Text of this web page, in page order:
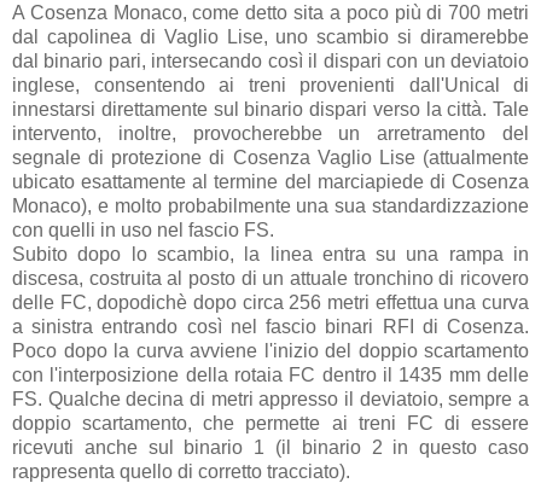
A Cosenza Monaco, come detto sita a poco più di 700 metri
dal capolinea di Vaglio Lise, uno scambio si diramerebbe
dal binario pari, intersecando così il dispari con un deviatoio
inglese, consentendo ai treni provenienti dall'Unical di
innestarsi direttamente sul binario dispari verso la città. Tale
intervento, inoltre, provocherebbe un arretramento del
segnale di protezione di Cosenza Vaglio Lise (attualmente
ubicato esattamente al termine del marciapiede di Cosenza
Monaco), e molto probabilmente una sua standardizzazione
con quelli in uso nel fascio FS.
Subito dopo lo scambio, la linea entra su una rampa in
discesa, costruita al posto di un attuale tronchino di ricovero
delle FC, dopodichè dopo circa 256 metri effettua una curva
a sinistra entrando così nel fascio binari RFI di Cosenza.
Poco dopo la curva avviene l'inizio del doppio scartamento
con l'interposizione della rotaia FC dentro il 1435 mm delle
FS. Qualche decina di metri appresso il deviatoio, sempre a
doppio scartamento, che permette ai treni FC di essere
ricevuti anche sul binario 1 (il binario 2 in questo caso
rappresenta quello di corretto tracciato).